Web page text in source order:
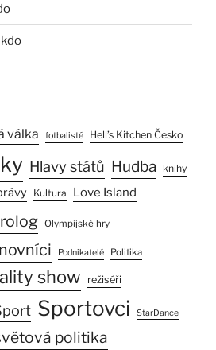
válka fotbalisté Hell’s Kitchen Česko
Hlavy států Hudba knihy
Kultura Love Island
Olympijské hry
Podnikatelé Politika
show režiséři
Sportovci StarDance
politika